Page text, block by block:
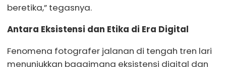
beretika,” tegasnya.
Antara Eksistensi dan Etika di Era Digital
Fenomena fotografer jalanan di tengah tren lari
menunjukkan bagaimana eksistensi digital dan